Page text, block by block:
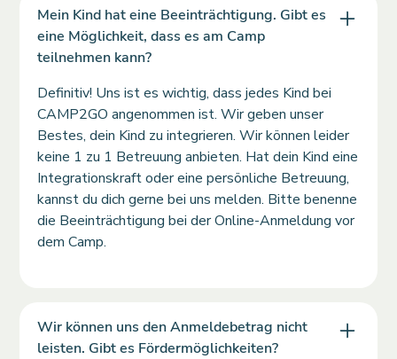
Mein Kind hat eine Beeinträchtigung. Gibt es
eine Möglichkeit, dass es am Camp
teilnehmen kann?
Definitiv! Uns ist es wichtig, dass jedes Kind bei
CAMP2GO angenommen ist. Wir geben unser
Bestes, dein Kind zu integrieren. Wir können leider
keine 1 zu 1 Betreuung anbieten. Hat dein Kind eine
Integrationskraft oder eine persönliche Betreuung,
kannst du dich gerne bei uns melden. Bitte benenne
die Beeinträchtigung bei der Online-Anmeldung vor
dem Camp.
Wir können uns den Anmeldebetrag nicht
leisten. Gibt es Fördermöglichkeiten?